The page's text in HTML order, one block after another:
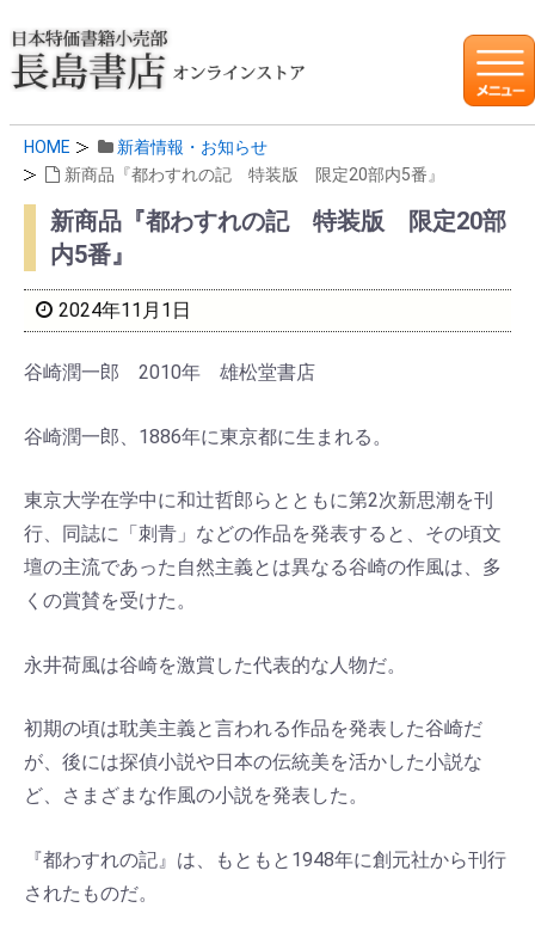
HOME
新着情報・お知らせ
新商品『都わすれの記 特装版 限定20部内5番』
新商品『都わすれの記 特装版 限定20部
内5番』
2024年11月1日
谷崎潤一郎 2010年 雄松堂書店
谷崎潤一郎、1886年に東京都に生まれる。
東京大学在学中に和辻哲郎らとともに第2次新思潮を刊
行、同誌に「刺青」などの作品を発表すると、その頃文
壇の主流であった自然主義とは異なる谷崎の作風は、多
くの賞賛を受けた。
永井荷風は谷崎を激賞した代表的な人物だ。
初期の頃は耽美主義と言われる作品を発表した谷崎だ
が、後には探偵小説や日本の伝統美を活かした小説な
ど、さまざまな作風の小説を発表した。
『都わすれの記』は、もともと1948年に創元社から刊行
されたものだ。